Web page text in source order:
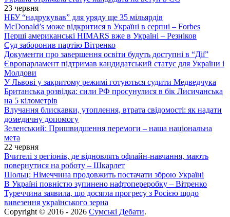
23 червня
НБУ “надрукував” для уряду ще 35 мільярдів
McDonald’s може відкритися в Україні в серпні – Forbes
Перші американські HIMARS вже в Україні – Резніков
Суд заборонив партію Вітренко
Документи про завершення освіти будуть доступні в “Дії”
Європарламент підтримав кандидатський статус для України і
Молдови
У Львові у закритому режимі готуються судити Медведчука
Британська розвідка: сили РФ просунулися в бік Лисичанська
на 5 кілометрів
Влучання блискавки, утоплення, втрата свідомості: як надати
домедичну допомогу
Зеленський: Пришвидшення перемоги – наша національна
мета
22 червня
Вчителі з регіонів, де відновлять офлайн-навчання, мають
повернутися на роботу – Шкарлет
Шольц: Німеччина продовжить постачати зброю Україні
В Україні повністю зупинено нафтопереробку – Вітренко
Туреччина заявила, що досягла прогресу з Росією щодо
вивезення українського зерна
Copyright © 2016 - 2026 Сумські Дебати.